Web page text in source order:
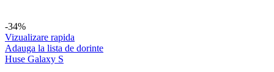
-34%
Vizualizare rapida
Adauga la lista de dorinte
Huse Galaxy S